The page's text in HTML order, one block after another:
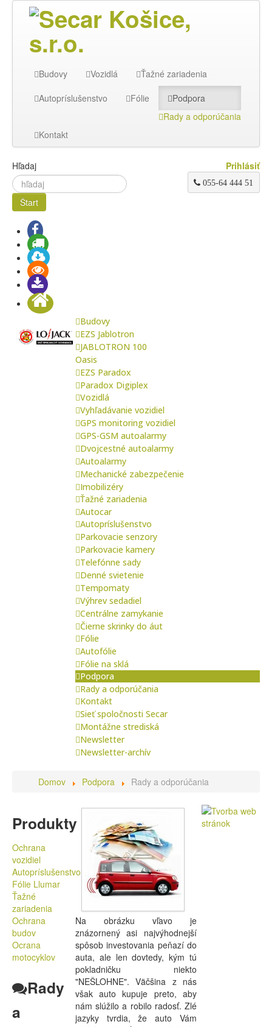
Budovy Vozidlá
Ťažné zariadenia
Autopríslušenstvo
Fólie
Podpora
Rady a odporúčania
Kontakt
Hľadaj
Štart
Prihlásiť
055-64 444 51
Budovy
EZS Jablotron
JABLOTRON 100
Oasis
EZS Paradox
Paradox Digiplex
Vozidlá
Vyhľadávanie vozidiel
GPS monitoring vozidiel
GPS-GSM autoalarmy
Dvojcestné autoalarmy
Autoalarmy
Mechanické zabezpečenie
Imobilizéry
Ťažné zariadenia
Autocar
Autopríslušenstvo
Parkovacie senzory
Parkovacie kamery
Telefónne sady
Denné svietenie
Tempomaty
Výhrev sedadiel
Centrálne zamykanie
Čierne skrinky do áut
Fólie
Autofólie
Fólie na sklá
Podpora
Rady a odporúčania
Kontakt
Sieť spoločnosti Secar
Montážne strediská
Newsletter
Newsletter-archív
Domov Podpora Rady a odporúčania
Produkty
Ochrana
vozidiel
Autopríslušenstvo
Fólie Llumar
Ťažné
zariadenia
Ochrana
budov
Ocrana
motocyklov
Rady
a
Na obrázku vľavo je
znázornený asi najvýhodnejší
spôsob investovania peňazí do
auta, ale len dovtedy, kým tú
pokladničku niekto
"NEŠLOHNE". Väčšina z nás
však auto kupuje preto, aby
nám slúžilo a robilo radosť. Zlé
jazyky tvrdia, že auto Vám